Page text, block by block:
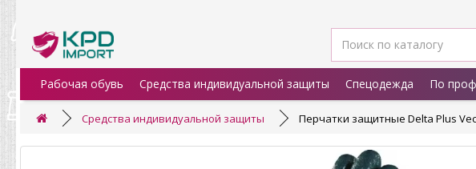
Рабочая обувь Средства индивидуальной защиты Спецодежда По
Средства индивидуальной защиты Перчатки защитные Delta Plus